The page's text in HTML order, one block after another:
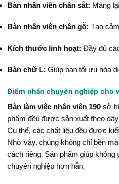
Bàn nhân viên chân sắt: Mang
Bàn nhân viên chân gỗ: Tạo
Kích thước linh hoạt: Đầy đủ
Bàn chữ L: Giúp bạn tối ưu hóa
Điểm nhấn chuyên nghiệp cho
Bàn làm việc nhân viên 190 sở
phẩm đều được sản xuất theo
Cụ thể, các chất liệu đều được
Nhờ vậy, chúng không chỉ bền
cách riêng. Sản phẩm giúp không
chuyên nghiệp hơn hẳn.